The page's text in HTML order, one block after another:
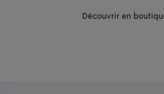
Découvrir en